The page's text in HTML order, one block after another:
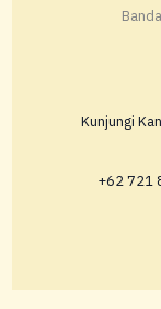
Kunjungi
+62 721